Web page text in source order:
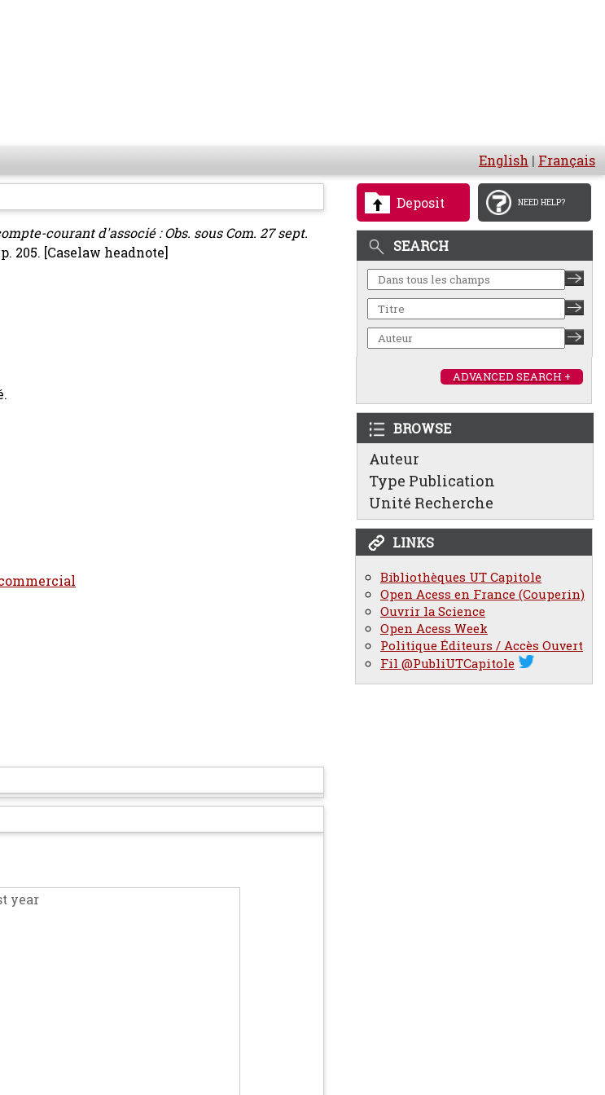
English | Français
Deposit NEED HELP?
SEARCH
ADVANCED SEARCH +
BROWSE
Auteur
Type Publication
Unité Recherche
LINKS
Bibliothèques UT Capitole
Open Acess en France (Couperin)
Ouvrir la Science
Open Acess Week
Politique Éditeurs / Accès Ouvert
Fil @PubliUTCapitole
courant d'associé : Obs. sous Com. 27 sept.
205. [Caselaw headnote]
year